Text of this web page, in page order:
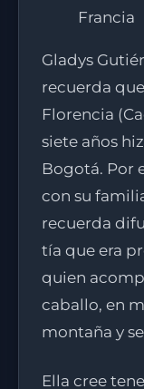
Francia
Gladys
recuerda
Florencia
siete años
Bogotá. Por
con su
recuerda
tía que era
quien
caballo, en
montaña y
Ella cree